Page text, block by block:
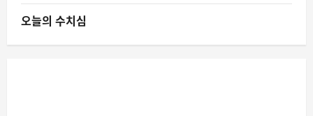
오늘의 수치심